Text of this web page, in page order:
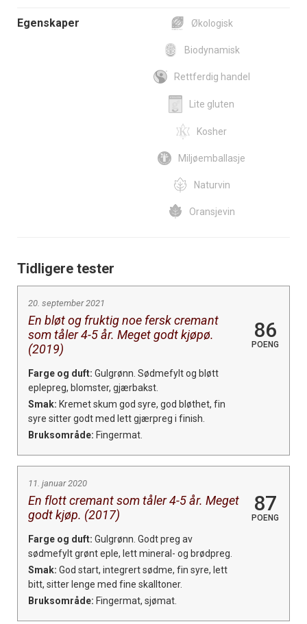
Egenskaper Økologisk
Biodynamisk
Rettferdig handel
Lite gluten
Kosher
Miljøemballasje
Naturvin
Oransjevin
Tidligere tester
20. september 2021
En bløt og fruktig noe fersk cremant
som tåler 4-5 år. Meget godt kjøpø.
(2019)
86
POENG
Farge og duft: Gulgrønn. Sødmefylt og bløtt
eplepreg, blomster, gjærbakst.
Smak: Kremet skum god syre, god bløthet, fin
syre sitter godt med lett gjærpreg i finish.
Bruksområde: Fingermat.
11. januar 2020
En flott cremant som tåler 4-5 år. Meget
godt kjøp. (2017)
87
POENG
Farge og duft: Gulgrønn. Godt preg av
sødmefylt grønt eple, lett mineral- og brødpreg.
Smak: God start, integrert sødme, fin syre, lett
bitt, sitter lenge med fine skalltoner.
Bruksområde: Fingermat, sjømat.